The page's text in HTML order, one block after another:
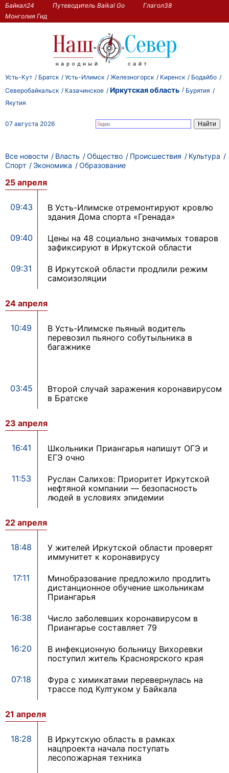
Байкал24 Путеводитель Baikal Go
Глагол38
Монголия Гид
Усть-Кут Братск Усть-Илимск Железногорск Киренск
Бодайбо
Северобайкальск
Казачинское Иркутская область
Бурятия
Якутия
07 августа 2026
Все новости Власть Общество Происшествия
Культура
Спорт
Экономика Образование
25 апреля
09:43
В Усть-Илимске отремонтируют кровлю
здания Дома спорта «Гренада»
09:40
Цены на 48 социально значимых товаров
зафиксируют в Иркутской области
09:31
В Иркутской области продлили режим
самоизоляции
24 апреля
10:49
В Усть-Илимске пьяный водитель
перевозил пьяного собутыльника в
багажнике
03:45
Второй случай заражения коронавирусом
в Братске
23 апреля
16:41
Школьники Приангарья напишут ОГЭ и
ЕГЭ очно
11:53
Руслан Салихов: Приоритет Иркутской
нефтяной компании — безопасность
людей в условиях эпидемии
22 апреля
18:48
У жителей Иркутской области проверят
иммунитет к коронавирусу
17:11
Минобразование предложило продлить
дистанционное обучение школьникам
Приангарья
16:38
Число заболевших коронавирусом в
Приангарье составляет 79
16:20
В инфекционную больницу Вихоревки
поступил житель Красноярского края
07:18
Фура с химикатами перевернулась на
трассе под Култуком у Байкала
21 апреля
18:28
В Иркутскую область в рамках
нацпроекта начала поступать
лесопожарная техника